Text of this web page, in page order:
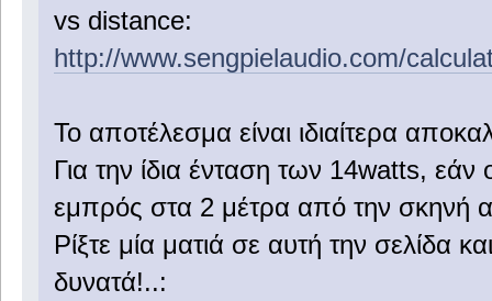
vs distance:
http://www.sengpielaudio.com/
Το αποτέλεσμα είναι ιδιαίτερα
Για την ίδια ένταση των 14watts,
εμπρός στα 2 μέτρα από την σκηνή
Ρίξτε μία ματιά σε αυτή την σελίδα
δυνατά!..: